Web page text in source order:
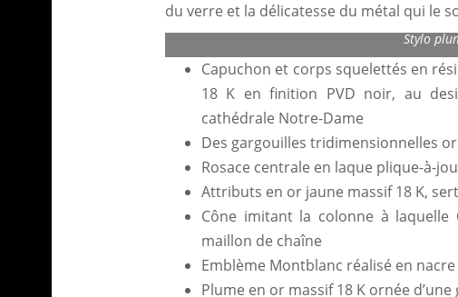
du verre et la délicatesse du métal qui le
Montblanc Writers Edition
Stylo
Capuchon et corps squelettés en
18 K en fini­tion PVD noir, au
cathédrale Notre-Dame
Des gargouilles tridimension­nelles
Rosace centrale en laque plique-à-
Attributs en or jaune massif 18 K,
Cône imitant la colonne à la­quelle
maillon de chaîne
Emblème Montblanc réalisé en nacre
Plume en or massif 18 K ornée